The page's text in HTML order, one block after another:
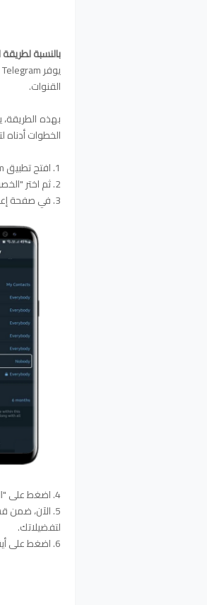
بالنسبة
القنوات.
بهذه
الخطوات أدناه
1. افتح تطبيق Telegram وانتقل إلى "الإعدادات" من خلال النقر على قائمة الهامبرغر الموجودة على اليسار.
2. ثم اختر "الخصوصية والأمان" ضمن الإعدادات.
3. في صفحة إعدادات الخصوصية:
4. اضغط على "المجموعات والقنوات".
5. الآن، ضمن
لتفضيلاتك.
6. اضغط على أيقونة القراد في الزاوية اليمنى العليا لحفظ الإعدادات: